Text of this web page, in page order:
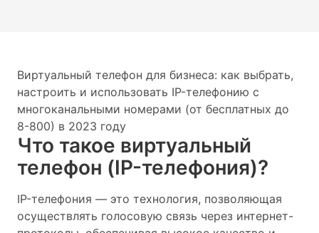
Виртуальный телефон для бизнеса: как выбрать,
настроить и использовать IP-телефонию с
многоканальными номерами (от бесплатных до
8-800) в 2023 году
Что такое виртуальный
телефон (IP-телефония)?
IP-телефония — это технология, позволяющая
осуществлять голосовую связь через интернет-